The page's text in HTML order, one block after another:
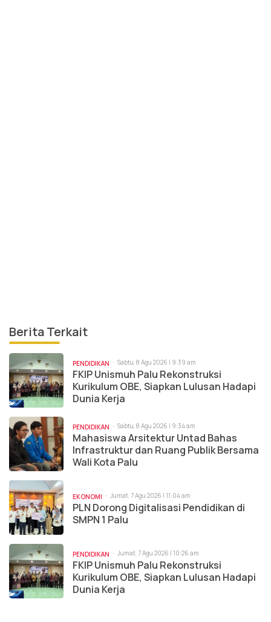
Berita Terkait
PENDIDIKAN Sabtu, 8 Agu 2026 | 9:39 am
FKIP Unismuh Palu Rekonstruksi
Kurikulum OBE, Siapkan Lulusan Hadapi
Dunia Kerja
PENDIDIKAN Sabtu, 8 Agu 2026 | 9:34 am
Mahasiswa Arsitektur Untad Bahas
Infrastruktur dan Ruang Publik Bersama
Wali Kota Palu
EKONOMI Jumat, 7 Agu 2026 | 11:04 am
PLN Dorong Digitalisasi Pendidikan di
SMPN 1 Palu
PENDIDIKAN Jumat, 7 Agu 2026 | 10:26 am
FKIP Unismuh Palu Rekonstruksi
Kurikulum OBE, Siapkan Lulusan Hadapi
Dunia Kerja